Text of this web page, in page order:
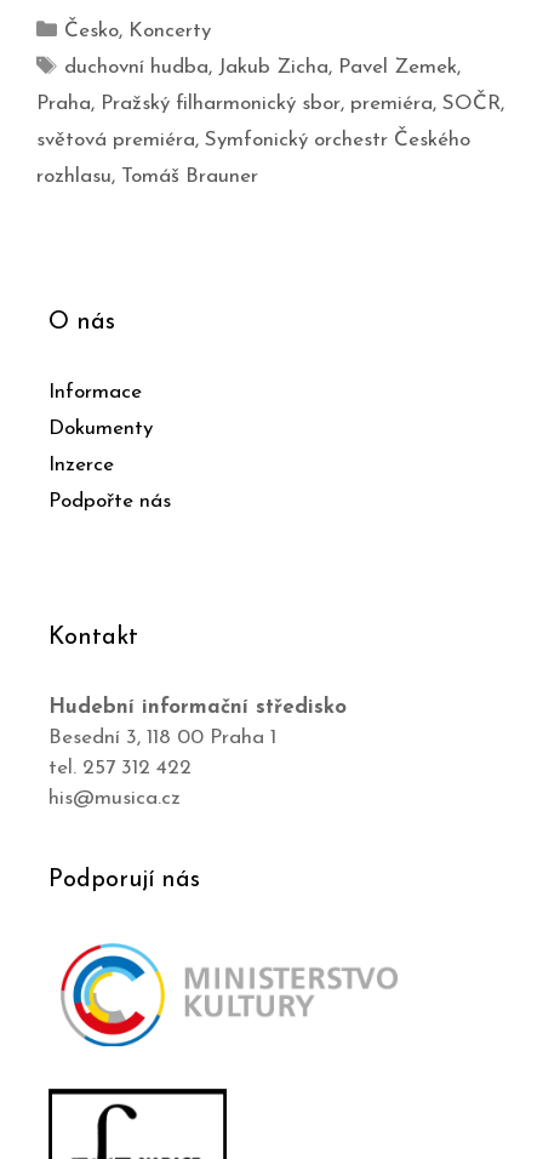
Česko, Koncerty
duchovní hudba, Jakub Zicha, Pavel Zemek,
Praha, Pražský filharmonický sbor, premiéra, SOČR,
světová premiéra, Symfonický orchestr Českého
rozhlasu, Tomáš Brauner
O nás
Informace
Dokumenty
Inzerce
Podpořte nás
Kontakt
Hudební informační středisko
Besední 3, 118 00 Praha 1
tel. 257 312 422
his@musica.cz
Podporují nás